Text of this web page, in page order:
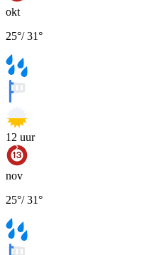
okt
25°/31°
12 uur
nov
25°/31°